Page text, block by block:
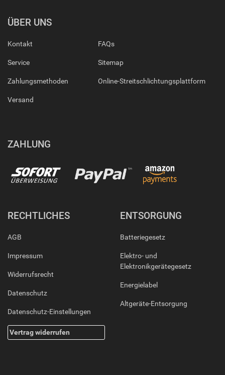
ÜBER UNS
Kontakt
Service
Zahlungsmethoden
Versand
FAQs
Sitemap
Online-Streitschlichtungsplattform
ZAHLUNG
RECHTLICHES
AGB
Impressum
Widerrufsrecht
Datenschutz
Datenschutz-Einstellungen
Vertrag widerrufen
ENTSORGUNG
Batteriegesetz
Elektro- und
Elektronikgerätegesetz
Energielabel
Altgeräte-Entsorgung